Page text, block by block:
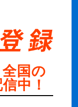
国の
中！